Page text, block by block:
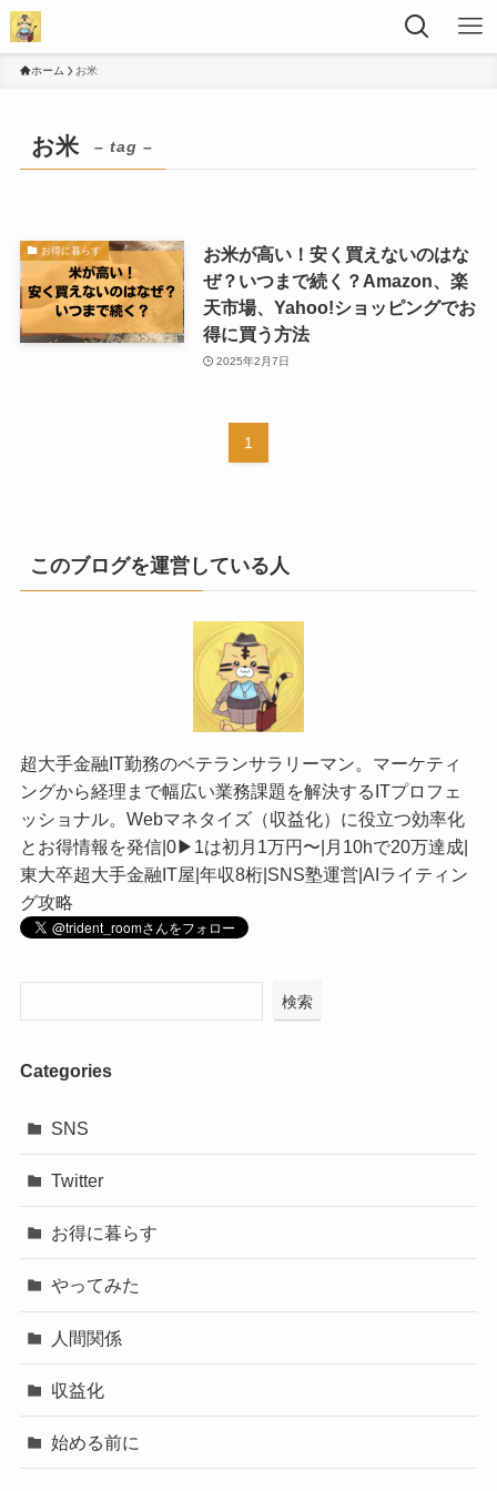
ホーム お米
お米 – tag –
お得に暮らす
お米が高い！安く買えないのはな
ぜ？いつまで続く？Amazon、楽
天市場、Yahoo!ショッピングでお
得に買う方法
2025年2月7日
1
このブログを運営している人
超大手金融IT勤務のベテランサラリーマン。マーケティ
ングから経理まで幅広い業務課題を解決するITプロフェ
ッショナル。Webマネタイズ（収益化）に役立つ効率化
とお得情報を発信|0▶︎1は初月1万円〜|月10hで20万達成|
東大卒超大手金融IT屋|年収8桁|SNS塾運営|AIライティン
グ攻略
検索
Categories
SNS
Twitter
お得に暮らす
やってみた
人間関係
収益化
始める前に